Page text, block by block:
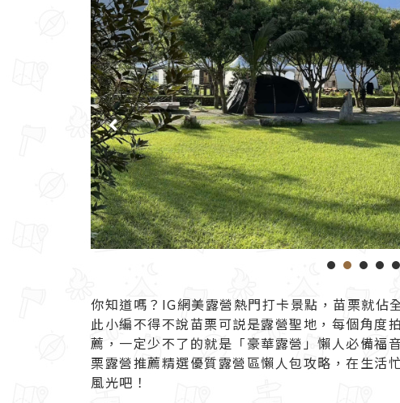
你知道嗎？IG網美露營熱門打卡景點，苗栗就佔
此小編不得不說苗栗可説是露營聖地，每個角度
薦 ，一定少不了的就是「豪華露營」懶人必備
栗露營推薦精選優質露營區懶人包攻略，在生活
風光吧！